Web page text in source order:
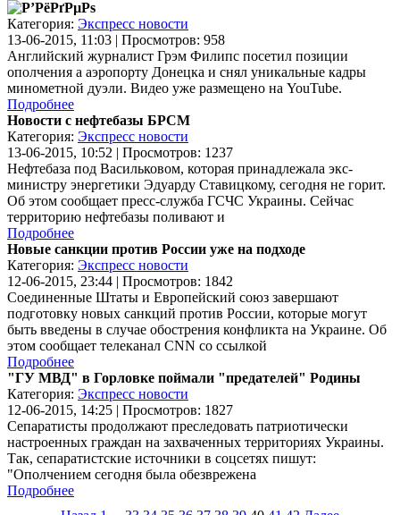
Категория: Экспресс новости
13-06-2015, 11:03 | Просмотров: 958
Английский журналист Грэм Филипс посетил позиции
ополчения а аэропорту Донецка и снял уникальные кадры
минометной дуэли. Видео уже размещено на YouTube.
Подробнее
Новости с нефтебазы БРСМ
Категория: Экспресс новости
13-06-2015, 10:52 | Просмотров: 1237
Нефтебаза под Васильковом, которая принадлежала экс-
министру энергетики Эдуарду Ставицкому, сегодня не горит.
Об этом сообщает пресс-служба ГСЧС Украины. Сейчас
территорию нефтебазы поливают и
Подробнее
Новые санкции против России уже на подходе
Категория: Экспресс новости
12-06-2015, 23:44 | Просмотров: 1842
Соединенные Штаты и Европейский союз завершают
подготовку новых санкций против России, которые могут
быть введены в случае обострения конфликта на Украине. Об
этом сообщает телеканал CNN со ссылкой
Подробнее
"ГУ МВД" в Горловке поймали "предателей" Родины
Категория: Экспресс новости
12-06-2015, 14:25 | Просмотров: 1827
Сепаратисты продолжают преследовать патриотически
настроенных граждан на захваченных территориях Украины.
Так, сепаратистские источники в соцсетях пишут:
"Ополчением сегодня была обезврежена
Подробнее